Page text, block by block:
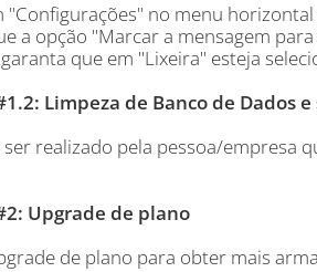
"Configurações" no menu
a opção "Marcar a mensagem
que em "Lixeira" esteja
Limpeza de Banco de Dados
ser realizado pela pessoa/empresa
Upgrade de plano
de plano para obter mais